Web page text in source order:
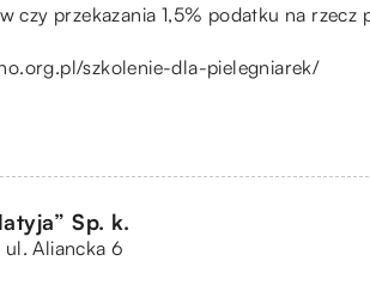
czy przekazania 1,5% podatku na
szkolenie-dla-pielegniarek/
Sp. k.
ul. Aliancka 6